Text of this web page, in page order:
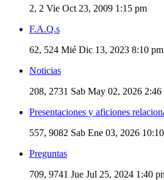
2, 2 Vie Oct 23, 2009 1:15 pm
F.A.Q.s
62, 524 Mié Dic 13, 2023 8:10 pm
Noticias
208, 2731 Sab May 02, 2026 2:46
Presentaciones y aficiones
557, 9082 Sab Ene 03, 2026
Preguntas
709, 9741 Jue Jul 25, 2024 1:40